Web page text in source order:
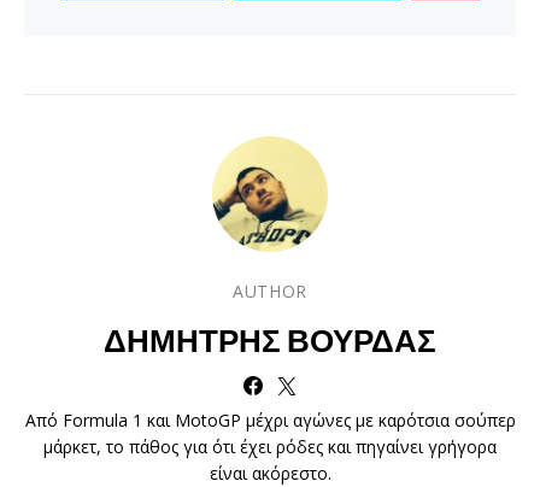
AUTHOR
ΔΗΜΉΤΡΗΣ ΒΟΎΡΔΑΣ
Από Formula 1 και MotoGP μέχρι αγώνες με καρότσια σούπερ
μάρκετ, το πάθος για ότι έχει ρόδες και πηγαίνει γρήγορα
είναι ακόρεστο.